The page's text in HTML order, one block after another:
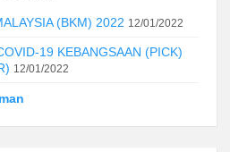
(BKM) 2022 12/01/2022
19 KEBANGSAAN (PICK)
12/01/2022